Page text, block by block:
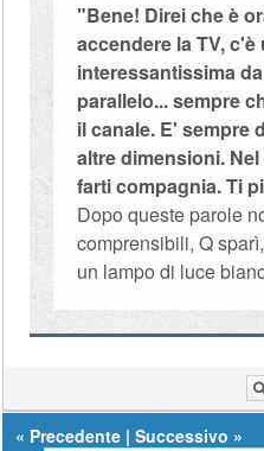
"Bene! Direi che è
accendere la TV,
interessantissima
parallelo... sempre
il canale. E' sempre
altre dimensioni.
farti compagnia. Ti
Dopo queste parole
comprensibili, Q
un lampo di luce
« Precedente |Successivo »